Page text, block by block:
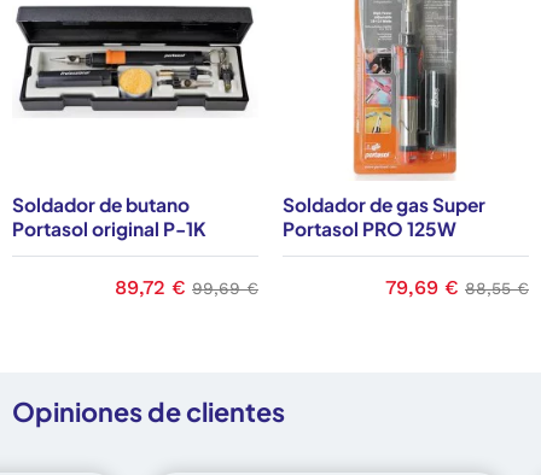
Soldador de butano
Portasol original P-1K
Precio
89,72 € Precio base
99,69 €
Soldador de gas Super
Portasol PRO 125W
Precio
79,69 € Precio
88,55 €
Opiniones de clientes